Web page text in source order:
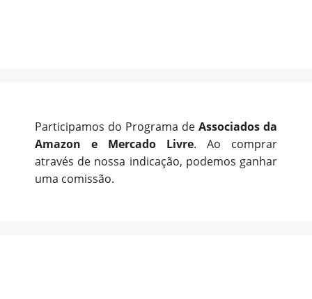
Participamos do Programa de Associados da
Amazon e Mercado Livre. Ao comprar
através de nossa indicação, podemos ganhar
uma comissão.